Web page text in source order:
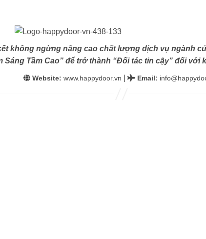
không ngừng nâng cao chất lượng dịch vụ ngành
Sáng Tầm Cao” để trở thành “Đối tác tin cậy” đối với
Website: www.happydoor.vn Email: